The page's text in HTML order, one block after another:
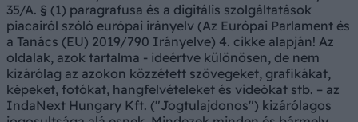
35/A. § (1) paragrafusa és a digitális szolgáltatások
piacairól szóló európai irányelv (Az Európai Parlament és
a Tanács (EU) 2019/790 Irányelve) 4. cikke alapján! Az
oldalak, azok tartalma - ideértve különösen, de nem
kizárólag az azokon közzétett szövegeket, grafikákat,
képeket, fotókat, hangfelvételeket és videókat stb. – az
IndaNext Hungary Kft. ("Jogtulajdonos") kizárólagos